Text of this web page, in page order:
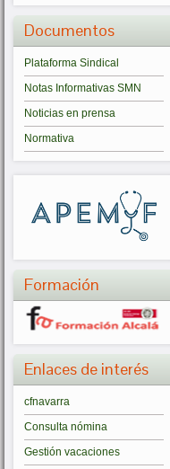
Documentos
Plataforma Sindical
Notas Informativas SMN
Noticias en prensa
Normativa
Formación
Enlaces de interés
cfnavarra
Consulta nómina
Gestión vacaciones